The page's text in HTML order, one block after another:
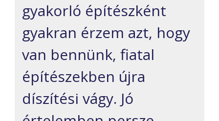
gyakorló építészként
gyakran érzem azt, hogy
van bennünk, fiatal
építészekben újra
díszítési vágy. Jó